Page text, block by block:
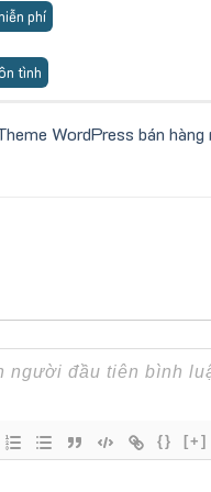
phí
tình
WordPress bán hàng
{} [+]